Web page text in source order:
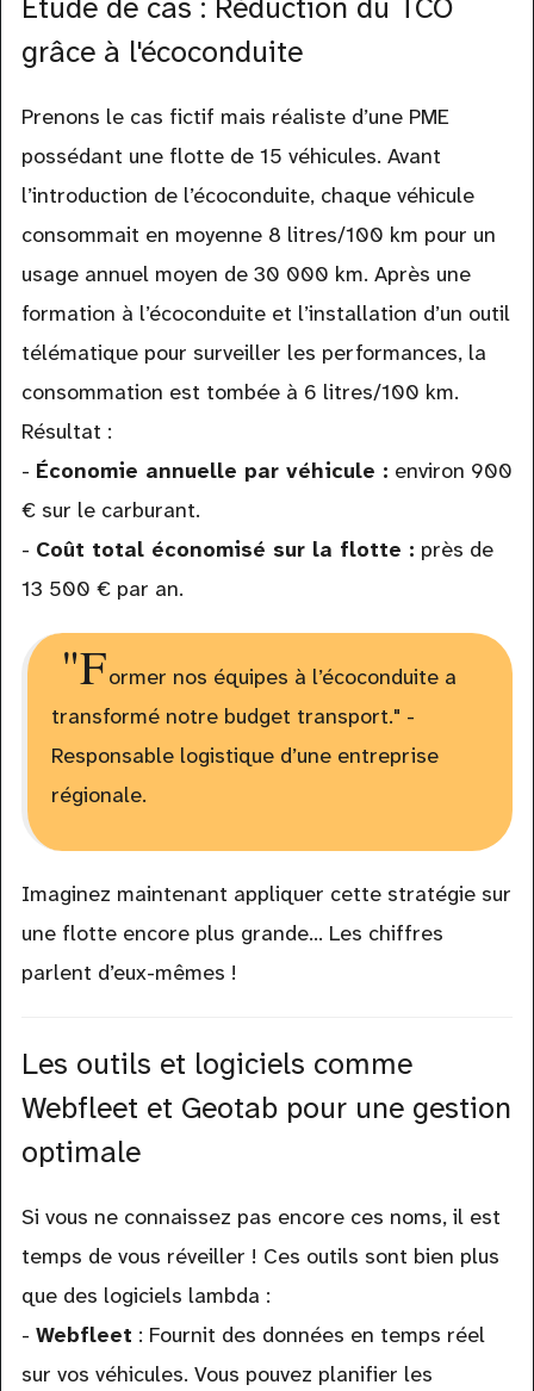
Étude de cas : Réduction du TCO
grâce à l'écoconduite
Prenons le cas fictif mais réaliste d’une PME
possédant une flotte de 15 véhicules. Avant
l’introduction de l’écoconduite, chaque véhicule
consommait en moyenne 8 litres/100 km pour un
usage annuel moyen de 30 000 km. Après une
formation à l’écoconduite et l’installation d’un outil
télématique pour surveiller les performances, la
consommation est tombée à 6 litres/100 km.
Résultat :
- Économie annuelle par véhicule : environ 900
€ sur le carburant.
- Coût total économisé sur la flotte : près de
13 500 € par an.
"Former nos équipes à l’écoconduite a
transformé notre budget transport." -
Responsable logistique d’une entreprise
régionale.
Imaginez maintenant appliquer cette stratégie sur
une flotte encore plus grande… Les chiffres
parlent d’eux-mêmes !
Les outils et logiciels comme
Webfleet et Geotab pour une gestion
optimale
Si vous ne connaissez pas encore ces noms, il est
temps de vous réveiller ! Ces outils sont bien plus
que des logiciels lambda :
- Webfleet : Fournit des données en temps réel
sur vos véhicules. Vous pouvez planifier les